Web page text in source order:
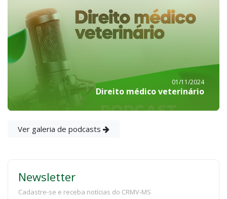
01/11/2024
Direito médico veterinário
Ver galeria de podcasts
Newsletter
Cadastre-se e receba notícias do CRMV-MS